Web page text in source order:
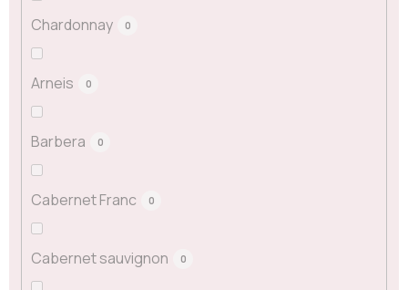
Chardonnay 0
Arneis 0
Barbera 0
Cabernet Franc 0
Cabernet sauvignon 0